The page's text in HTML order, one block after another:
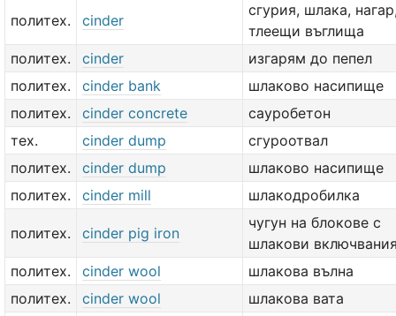
политех. cinder
сгурия, шлака,
тлеещи въглища
политех.
cinder
изгарям до пепел
политех.
cinder bank
шлаково насипище
политех.
cinder concrete
сауробетон
тех.
cinder dump
сгуроотвал
политех.
cinder dump
шлаково насипище
политех.
cinder mill шлакодробилка
политех. cinder pig iron
чугун на блокове с
шлакови
политех.
cinder wool
шлакова вълна
политех.
cinder wool шлакова вата